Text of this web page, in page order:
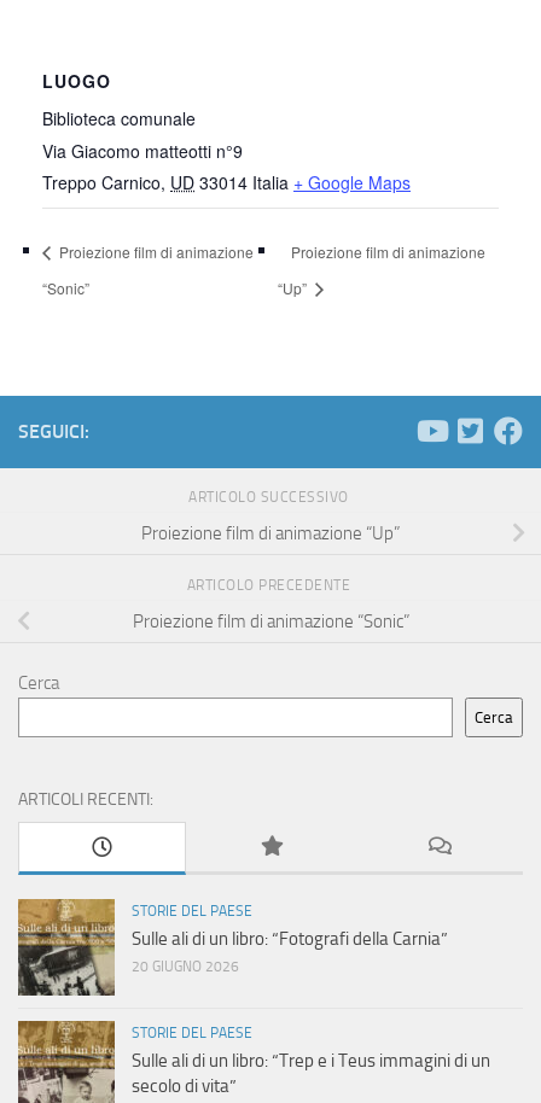
LUOGO
Biblioteca comunale
Via Giacomo matteotti n°9
Treppo Carnico, UD 33014 Italia + Google Maps
Proiezione film di animazione
“Sonic”
Proiezione film di animazione
“Up”
SEGUICI:
ARTICOLO SUCCESSIVO
Proiezione film di animazione “Up”
ARTICOLO PRECEDENTE
Proiezione film di animazione “Sonic”
Cerca
Cerca
ARTICOLI RECENTI:
STORIE DEL PAESE
Sulle ali di un libro: “Fotografi della Carnia”
20 GIUGNO 2026
STORIE DEL PAESE
Sulle ali di un libro: “Trep e i Teus immagini di un
secolo di vita”